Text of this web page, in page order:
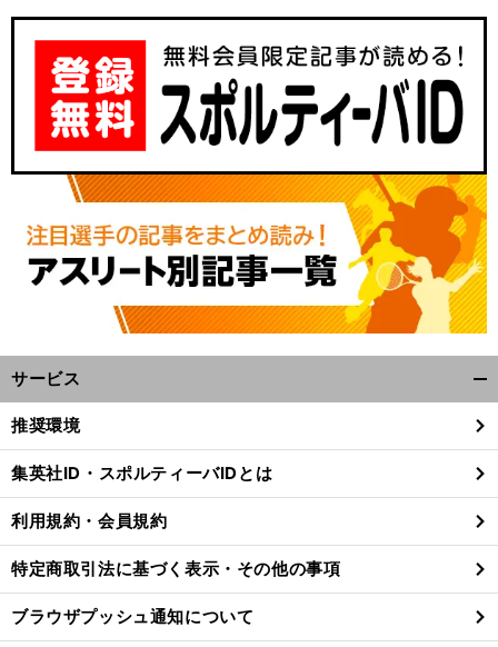
サービス
閉
る
推奨環境
集英社ID・スポルティーバIDとは
利用規約・会員規約
特定商取引法に基づく表示・その他の事項
ブラウザプッシュ通知について